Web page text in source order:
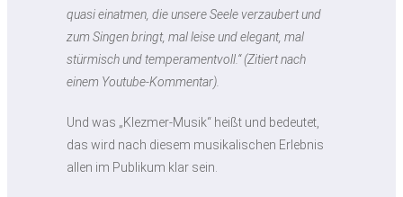
quasi einatmen, die unsere Seele verzaubertund
zum Singen bringt, mal leise und elegant, mal
stürmisch und temperamentvoll.“ (Zitiert nach
einem Youtube-Kommentar).
Und was „Klezmer-Musik“ heißt und bedeutet,
das wird nach diesem musikalischen Erlebnis
allen im Publikum klar sein.